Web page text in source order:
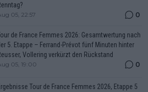
05, 22:57 0
de France Femmes 2026: Gesamtwertung nach
5. Etappe – Ferrand-Prévot fünf Minuten hinter
Vollering verkürzt den Rückstand
05, 19:00 0
Tour de France Femmes 2026, Etappe 5